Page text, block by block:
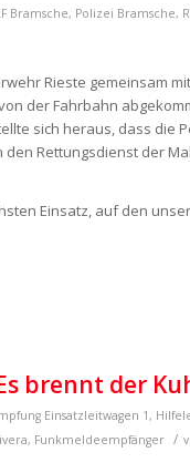
Bramsche, Polizei Bramsche,
Rieste gemeinsam
der Fahrbahn
sich heraus, dass die
Rettungsdienst der
Einsatz, auf den
brennt der
Einsatzleitwagen 1 ,
, Funkmeldeempfänger /